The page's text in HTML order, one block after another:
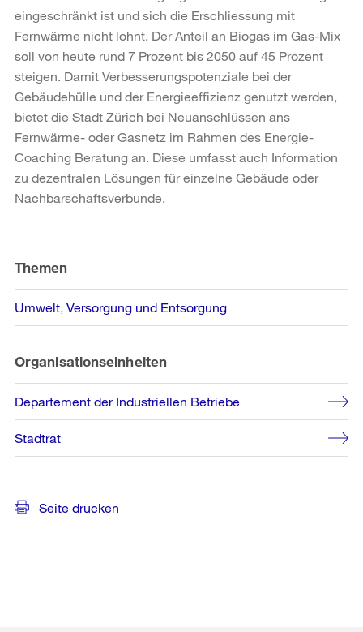
eingeschränkt ist und sich die Erschliessung mit
Fernwärme nicht lohnt. Der Anteil an Biogas im Gas-Mix
soll von heute rund 7 Prozent bis 2050 auf 45 Prozent
steigen. Damit Verbesserungspotenziale bei der
Gebäudehülle und der Energieeffizienz genutzt werden,
bietet die Stadt Zürich bei Neuanschlüssen ans
Fernwärme- oder Gasnetz im Rahmen des Energie-
Coaching Beratung an. Diese umfasst auch Information
zu dezentralen Lösungen für einzelne Gebäude oder
Nachbarschaftsverbunde.
Informationen
Themen
Umwelt Versorgung und Entsorgung
Organisationseinheiten
Departement der Industriellen Betriebe
Stadtrat
Seite drucken